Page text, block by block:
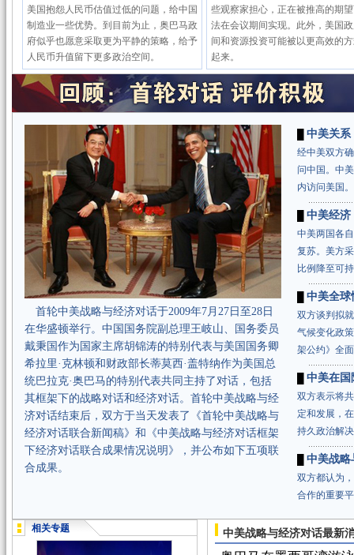
美国抱怨人民币估值过低的问题，给中国
制造业一些优势。到目前为止，奥巴马政
府似乎也愿意采取更为平静的策略，给予
人民币升值留下更多政治空间。
些观察家担心，正在被推高的期
法在会议期间实现。此外，美国
间和资源投资可能被以更高效的
起来。
首轮中美战略与经济对话于2009年7月27日至28日
在华盛顿举行。中国国务院副总理王岐山、国务委员
戴秉国作为国家主席胡锦涛的特别代表与美国国务卿
希拉里·克林顿和财政部长蒂莫西·盖特纳作为美国总
统巴拉克·奥巴马的特别代表共同主持了对话，包括
其框架下的战略对话和经济对话。首轮中美战略与经
济对话结束后，双方于当天发表了《首轮中美战略与
经济对话联合新闻稿》和《中美战略与经济对话框架
下经济对话联合成果情况说明》，并公布如下五项联
合成果。
中美关系
经中美双方
问中国。中
内访问美国
中美经济
中美两国各
复苏。美方
比例降至可
中美全球
双方谈判拟
气候变化政
架公约》全
中美在国
双方表示将
定和发展，
持久政治解
中美战略
双方都认为
合作的重要
相关专题 中美战略与经济对话最新